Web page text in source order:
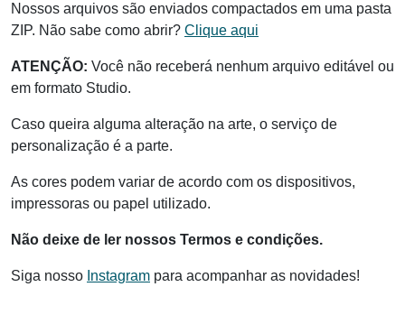
Nossos arquivos são enviados compactados em uma pasta
ZIP. Não sabe como abrir? Clique aqui
ATENÇÃO: Você não receberá nenhum arquivo editável ou
em formato Studio.
Caso queira alguma alteração na arte, o serviço de
personalização é a parte.
As cores podem variar de acordo com os dispositivos,
impressoras ou papel utilizado.
Não deixe de ler nossos Termos e condições.
Siga nosso Instagram para acompanhar as novidades!